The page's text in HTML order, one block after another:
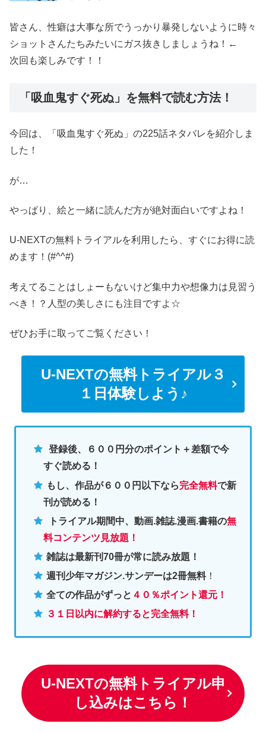
皆さん、性癖は大事な所でうっかり暴発しないように時々
ショットさんたちみたいにガス抜きしましょうね！←
次回も楽しみです！！
「吸血鬼すぐ死ぬ」を無料で読む方法！
今回は、「吸血鬼すぐ死ぬ」の225話ネタバレを紹介しま
した！
が…
やっぱり、絵と一緒に読んだ方が絶対面白いですよね！
U-NEXTの無料トライアルを利用したら、すぐにお得に読
めます！(#^^#)
考えてることはしょーもないけど集中力や想像力は見習う
べき！？人型の美しさにも注目ですよ☆
ぜひお手に取ってご覧ください！
U-NEXTの無料トライアル３
１日体験しよう♪
登録後、６００円分のポイント＋差額で今
すぐ読める！
もし、作品が６００円以下なら完全無料で新
刊が読める！
トライアル期間中、動画.雑誌.漫画.書籍の無
料コンテンツ見放題！
雑誌は最新刊70冊が常に読み放題！
週刊少年マガジン.サンデーは2冊無料！
全ての作品がずっと ４０％ポイント還元！
３１日以内に解約すると完全無料！
U-NEXTの無料トライアル申
し込みはこちら！